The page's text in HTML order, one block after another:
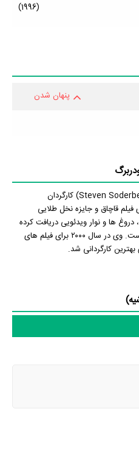
(1996)
پنهان شدن
استیون سودربرگ (به انگلیسی: Steven Soderbergh) کارگردان
فیلم قاچاق و جایزه نخل طلایی
ها و نوار ویدئویی دریافت کرده
است.او جوانترین برنده جایزه نخل است. وی در سال ۲۰۰۰ برای فیلم های
بهترین کارگردانی شد.